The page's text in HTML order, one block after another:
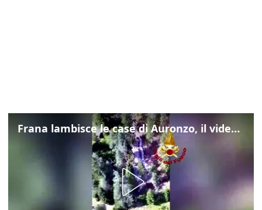
Frana lambisce le case di Auronzo, il video dall'elicottero dei vigili del fuoco